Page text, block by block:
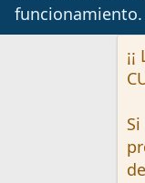
funcionamiento.